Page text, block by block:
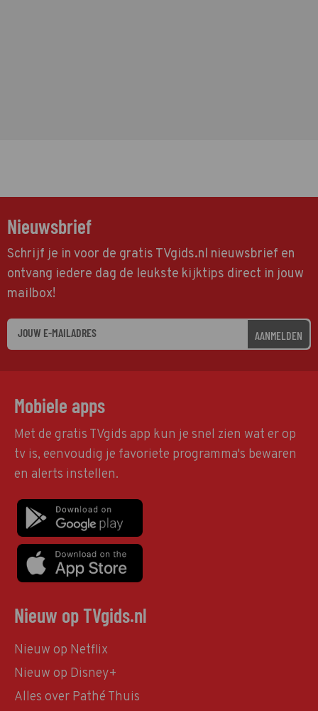
Nieuwsbrief
Schrijf je in voor de gratis TVgids.nl nieuwsbrief en
ontvang iedere dag de leukste kijktips direct in jouw
mailbox!
AANMELDEN
Mobiele apps
Met de gratis TVgids app kun je snel zien wat er op
tv is, eenvoudig je favoriete programma's bewaren
en alerts instellen.
Nieuw op TVgids.nl
Nieuw op Netflix
Nieuw op Disney+
Alles over Pathé Thuis